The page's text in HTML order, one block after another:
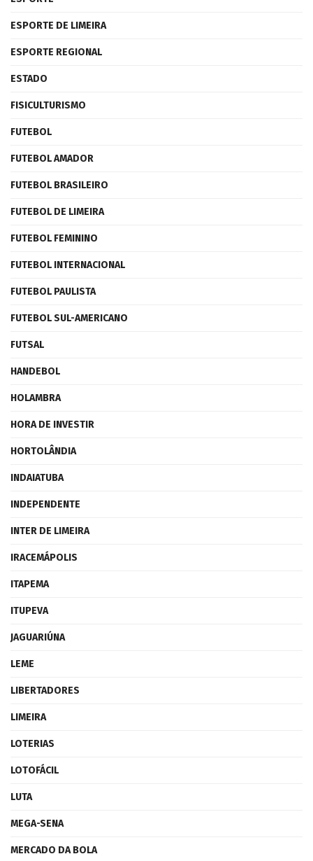
ESPORTE DE LIMEIRA
ESPORTE REGIONAL
ESTADO
FISICULTURISMO
FUTEBOL
FUTEBOL AMADOR
FUTEBOL BRASILEIRO
FUTEBOL DE LIMEIRA
FUTEBOL FEMININO
FUTEBOL INTERNACIONAL
FUTEBOL PAULISTA
FUTEBOL SUL-AMERICANO
FUTSAL
HANDEBOL
HOLAMBRA
HORA DE INVESTIR
HORTOLÂNDIA
INDAIATUBA
INDEPENDENTE
INTER DE LIMEIRA
IRACEMÁPOLIS
ITAPEMA
ITUPEVA
JAGUARIÚNA
LEME
LIBERTADORES
LIMEIRA
LOTERIAS
LOTOFÁCIL
LUTA
MEGA-SENA
MERCADO DA BOLA